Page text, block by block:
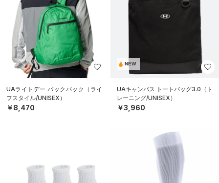
UAライトデー バックパック（ライ
フスタイル/UNISEX）
￥8,470
NEW
UAキャンバス トートバッグ3.0（ト
レーニング/UNISEX）
￥3,960